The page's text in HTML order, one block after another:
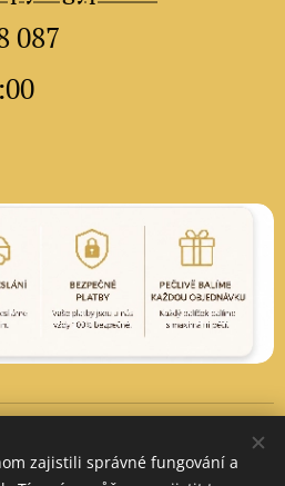
087
Měnazajistili správné fungování a